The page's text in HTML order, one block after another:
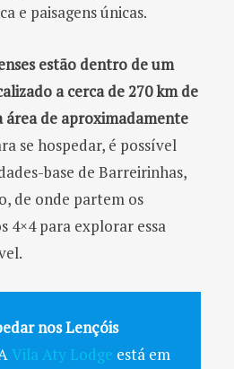
e paisagens únicas.
estão dentro de um
a cerca de 270 km de
área de aproximadamente
se hospedar, é possível
base de Barreirinhas,
de onde partem os
4×4 para explorar essa
nos Lençóis
Vila Aty Lodge está em